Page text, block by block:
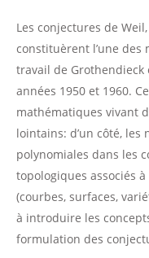
Les conjectures de
constituèrent l’une
travail de
années 1950 et 1960.
mathématiques vivant
lointains: d’un côté, les
polynomiales dans les
topologiques associés
(courbes, surfaces,
à introduire les
formulation des